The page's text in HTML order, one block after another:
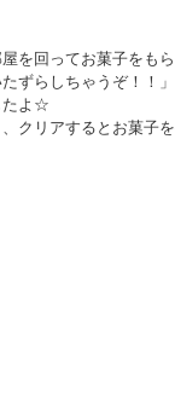
を回ってお菓子をも
ずらしちゃうぞ！！」
たよ☆
クリアするとお菓子を